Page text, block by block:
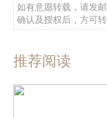
如有意愿转载，请发
确认及授权后，方可转
推荐阅读